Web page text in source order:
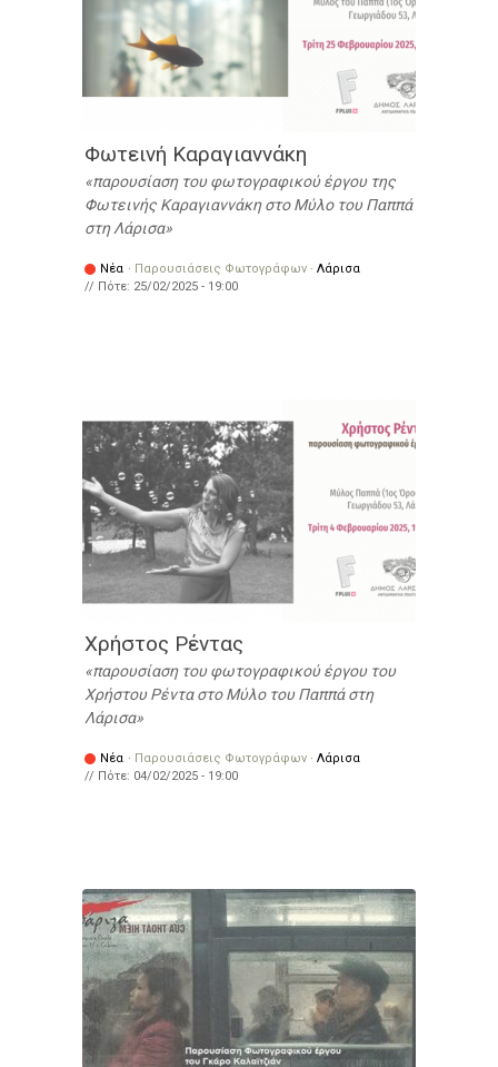
Φωτεινή Καραγιαννάκη
παρουσίαση του φωτογραφικού έργου της
Φωτεινής Καραγιαννάκη στο Μύλο του Παππά
στη Λάρισα
Νέα · Παρουσιάσεις Φωτογράφων · Λάρισα
// Πότε: 25/02/2025 - 19:00
Χρήστος Ρέντας
παρουσίαση του φωτογραφικού έργου του
Χρήστου Ρέντα στο Μύλο του Παππά στη
Λάρισα
Νέα · Παρουσιάσεις Φωτογράφων · Λάρισα
// Πότε: 04/02/2025 - 19:00